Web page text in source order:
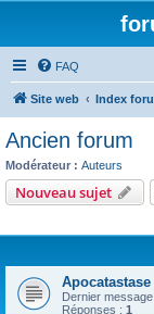
FAQ
Site web Index
Ancien forum
Modérateur : Auteurs
Nouveau sujet
Apocatastase
Dernier
Réponses : 1